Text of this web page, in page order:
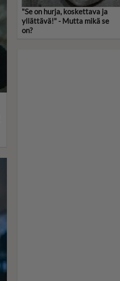
"Se on hurja, koskettava ja
yllättävä!" - Mutta mikä se
on?